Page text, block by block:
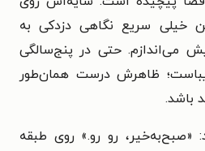
خیلی سریع نگاهی دزدکی به
می‌اندازم. حتی در پنج‌سالگی
ظاهرش درست همان‌طور
باشد.
«صبح‌به‌خیر، رو رو.» روی طبقه